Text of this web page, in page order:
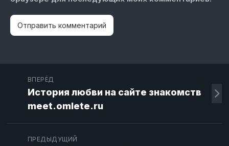
ВПЕРЁД
История любви на сайте знакомств
meet.omlete.ru
ПРЕДЫДУЩИЙ